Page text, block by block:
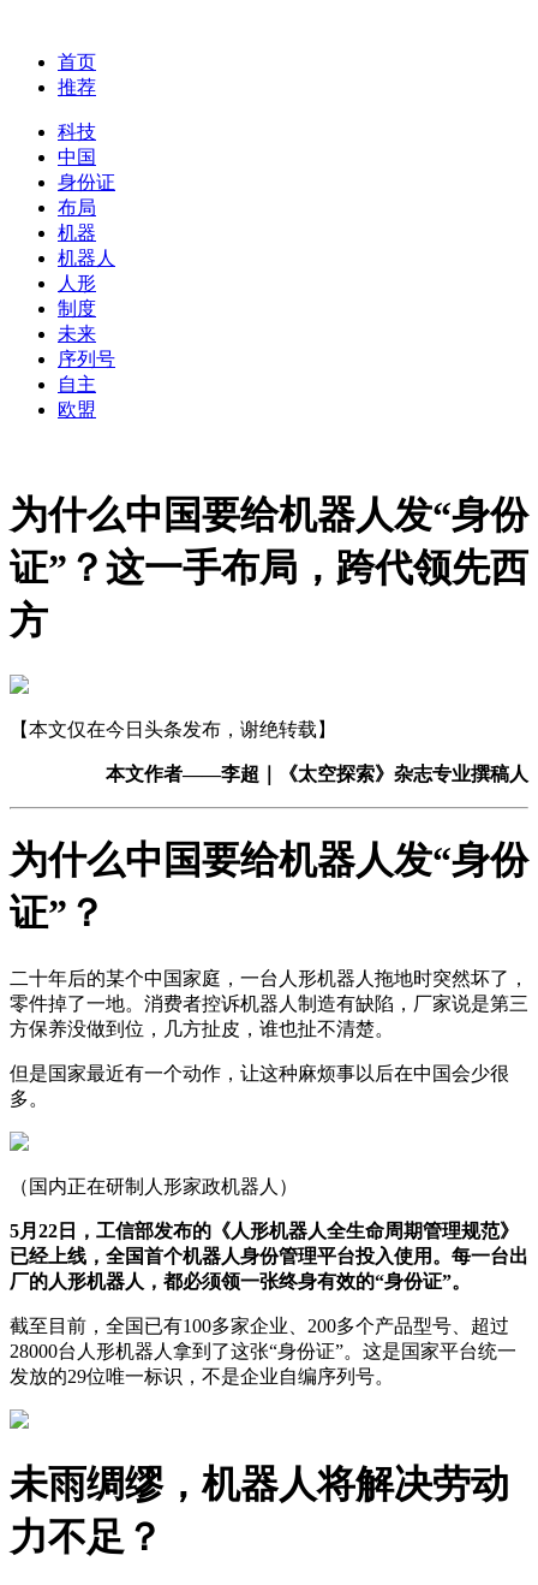
首页
推荐
科技
中国
身份证
布局
机器
机器人
人形
制度
未来
序列号
自主
欧盟
为什么中国要给机器人发“身份
证”？这一手布局，跨代领先西
方
【本文仅在今日头条发布，谢绝转载】
本文作者——李超｜《太空探索》杂志专业撰稿人
为什么中国要给机器人发“身份
证”？
二十年后的某个中国家庭，一台人形机器人拖地时突然坏了，
零件掉了一地。消费者控诉机器人制造有缺陷，厂家说是第三
方保养没做到位，几方扯皮，谁也扯不清楚。
但是国家最近有一个动作，让这种麻烦事以后在中国会少很
多。
（国内正在研制人形家政机器人）
5月22日，工信部发布的《人形机器人全生命周期管理规范》
已经上线，全国首个机器人身份管理平台投入使用。每一台出
厂的人形机器人，都必须领一张终身有效的“身份证”。
截至目前，全国已有100多家企业、200多个产品型号、超过
28000台人形机器人拿到了这张“身份证”。这是国家平台统一
发放的29位唯一标识，不是企业自编序列号。
未雨绸缪，机器人将解决劳动
力不足？